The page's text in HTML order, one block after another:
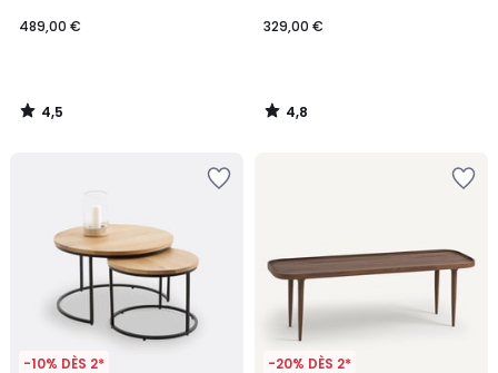
489,00 €
4,5
/
329,00 €
4,8
/
-10% DÈS 2* -20% DÈS 2*